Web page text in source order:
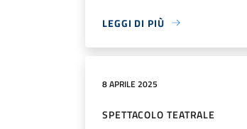
LEGGI DI PIÙ
8 APRILE 2025
SPETTACOLO TEATRALE